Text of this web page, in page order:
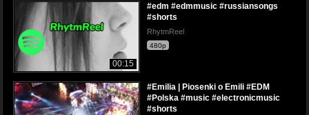
00:15
#edm #edmmusic #russiansongs
#shorts
RhytmReel
480p
#Emilia | Piosenki o Emili #EDM
#Polska #music #electronicmusic
#shorts